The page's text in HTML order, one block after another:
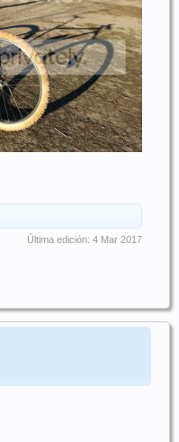
Última edición: 4 Mar 2017